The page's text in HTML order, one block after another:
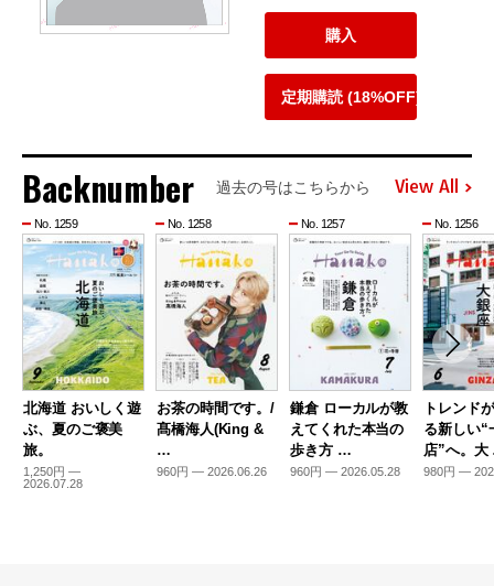
購入
定期購読 (18%OFF)
Backnumber 過去の号はこちらから View All
No. 1259
北海道 おいしく遊
ぶ、夏のご褒美
旅。
1,250円 —
2026.07.28
No. 1258
お茶の時間です。/
髙橋海人(King &
…
960円 — 2026.06.26
No. 1257
鎌倉 ローカルが教
えてくれた本当の
歩き方 …
960円 — 2026.05.28
No. 1256
トレンド
る新しい“
店”へ。
980円 —